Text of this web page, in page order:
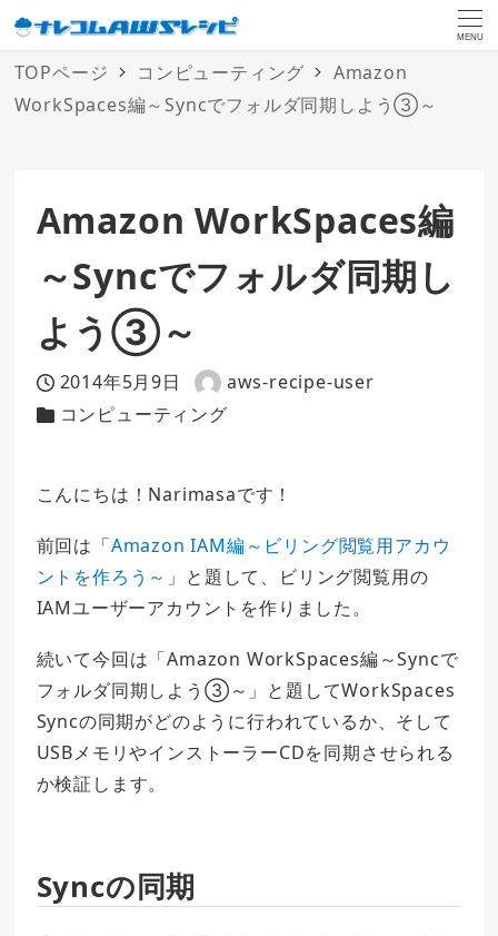
MENU
TOPページ コンピューティング
Amazon
WorkSpaces編～Syncでフォルダ同期しよう③～
Amazon WorkSpaces編
～Syncでフォルダ同期し
よう③～
投稿日
2014年5月9日
著
者
aws-recipe-user
カテゴリー
コンピューティング
こんにちは！Narimasaです！
前回は「Amazon IAM編～ビリング閲覧用アカウ
ントを作ろう～ 」と題して、ビリング閲覧用の
IAMユーザーアカウントを作りました。
続いて今回は「Amazon WorkSpaces編～Syncで
フォルダ同期しよう③～」と題してWorkSpaces
Syncの同期がどのように行われているか、そして
USBメモリやインストーラーCDを同期させられる
か検証します。
Syncの同期